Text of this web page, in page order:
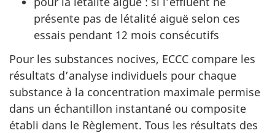
présente pas de létalité aiguë selon ces
essais pendant 12 mois consécutifs
Pour les substances nocives, ECCC compare les
résultats d’analyse individuels pour chaque
substance à la concentration maximale permise
dans un échantillon instantané ou composite
établi dans le Règlement. Tous les résultats des